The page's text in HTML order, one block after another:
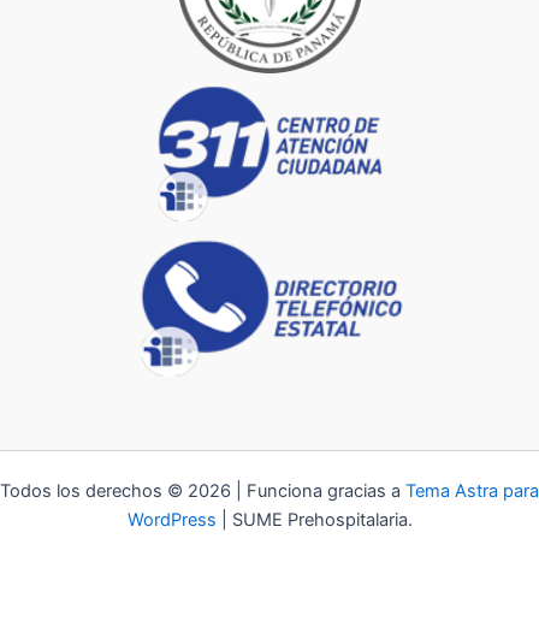
Todos los derechos © 2026 | Funciona gracias a Tema Astra para
WordPress | SUME Prehospitalaria.